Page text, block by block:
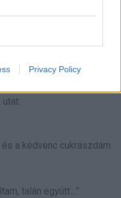
Privacy Policy
a fejemben. Aztán
a papírt, és kimentem,
a kedvenc cukrászdám
talán együtt…”